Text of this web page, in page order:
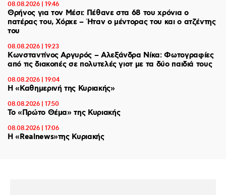
08.08.2026 | 19:46
Θρήνος για τον Μέσι: Πέθανε στα 68 του χρόνια ο
πατέρας του, Χόρχε – Ήταν ο μέντορας του και ο ατζέντης
του
08.08.2026 | 19:23
Κωνσταντίνος Αργυρός – Αλεξάνδρα Νίκα: Φωτογραφίες
από τις διακοπές σε πολυτελές γιοτ με τα δύο παιδιά τους
08.08.2026 | 19:04
H «Καθημερινή της Κυριακής»
08.08.2026 | 17:50
Το «Πρώτο Θέμα» της Κυριακής
08.08.2026 | 17:06
Η «Realnews»της Κυριακής